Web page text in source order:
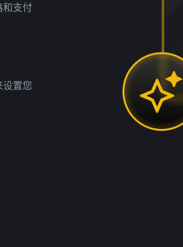
和支付
置您